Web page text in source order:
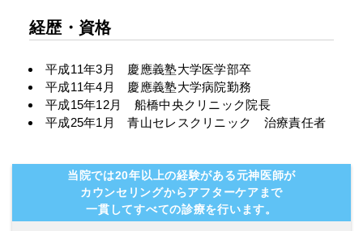
経歴・資格
平成11年3月 慶應義塾大学医学部卒
平成11年4月 慶應義塾大学病院勤務
平成15年12月 船橋中央クリニック院長
平成25年1月 青山セレスクリニック 治療責任者
当院では20年以上の経験がある元神医師が
カウンセリングからアフターケアまで
一貫してすべての診療を行います。